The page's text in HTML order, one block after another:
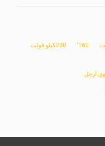
160' 230كيلو فولت